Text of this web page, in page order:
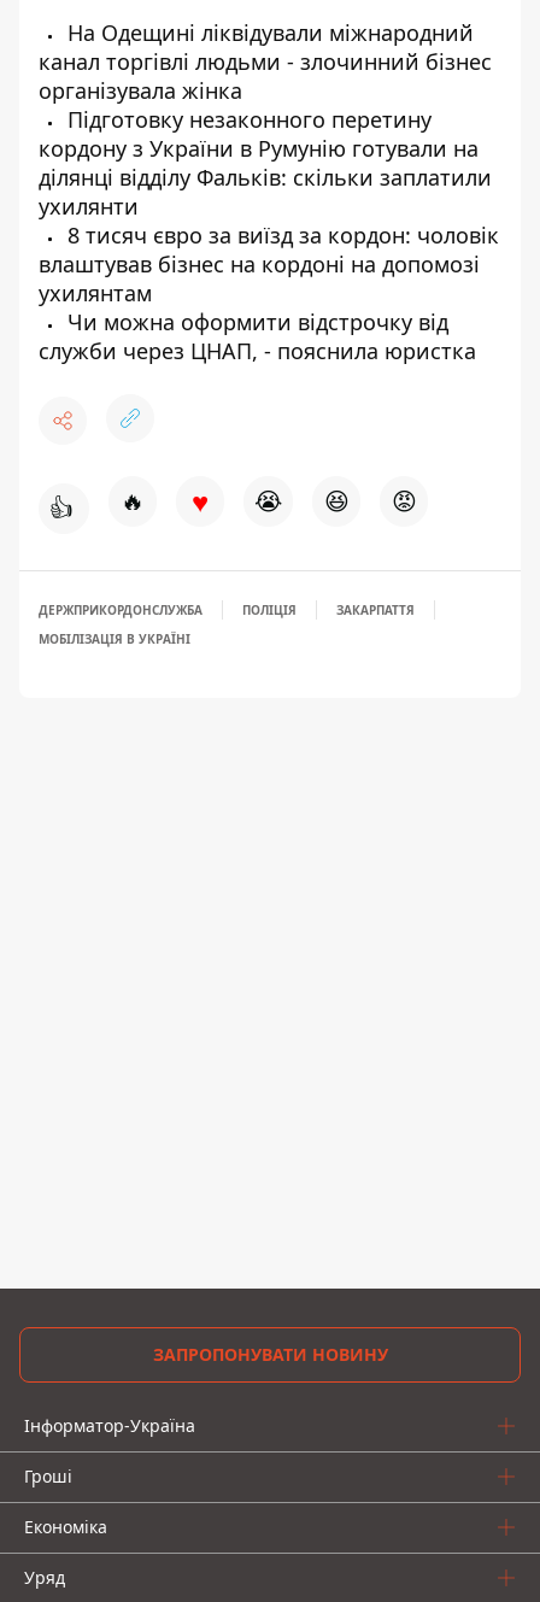
На Одещині ліквідували міжнародний
канал торгівлі людьми - злочинний бізнес
організувала жінка
Підготовку незаконного перетину
кордону з України в Румунію готували на
ділянці відділу Фальків: скільки заплатили
ухилянти
8 тисяч євро за виїзд за кордон: чоловік
влаштував бізнес на кордоні на допомозі
ухилянтам
Чи можна оформити відстрочку від
служби через ЦНАП, - пояснила юристка
👍 🔥 ♥ 😭 😆 😡
ДЕРЖПРИКОРДОНСЛУЖБА ПОЛІЦІЯ
ЗАКАРПАТТЯ
МОБІЛІЗАЦІЯ В УКРАЇНІ
ЗАПРОПОНУВАТИ НОВИНУ
Інформатор-Україна
Гроші
Економіка
Уряд